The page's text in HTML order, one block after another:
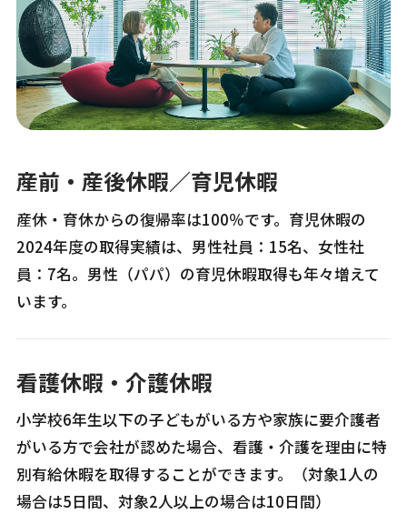
産前・産後休暇／育児休暇
産休・育休からの復帰率は100％です。育児休暇の
2024年度の取得実績は、男性社員：15名、女性社
員：7名。男性（パパ）の育児休暇取得も年々増えて
います。
看護休暇・介護休暇
小学校6年生以下の子どもがいる方や家族に要介護者
がいる方で会社が認めた場合、看護・介護を理由に特
別有給休暇を取得することができます。（対象1人の
場合は5日間、対象2人以上の場合は10日間）